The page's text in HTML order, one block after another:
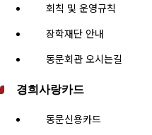
회칙 및 운영규칙
장학재단 안내
동문회관 오시는길
경희사랑카드
동문신용카드